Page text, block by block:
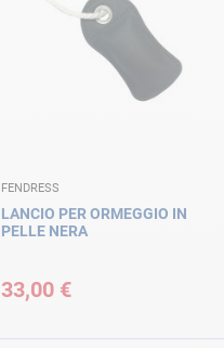
FENDRESS
LANCIO PER ORMEGGIO IN
PELLE NERA
33,00 €